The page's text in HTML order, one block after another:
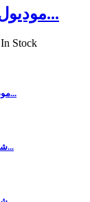
موديول أوردوينو - شاشة...
In Stock
موديول ربط شاشة كرستال...
شاشة كرستالية 2 سطر و1...